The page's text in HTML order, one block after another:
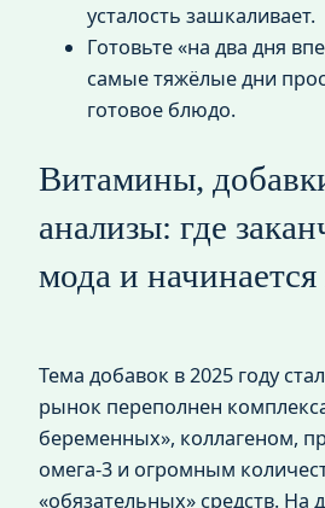
усталость зашкаливает.
Готовьте «на два дня
самые тяжёлые дни
готовое блюдо.
Витамины,
анализы: где
мода и
Тема добавок в 2025 году
рынок переполнен
беременных», коллагеном,
омега‑3 и огромным
«обязательных» средств. На